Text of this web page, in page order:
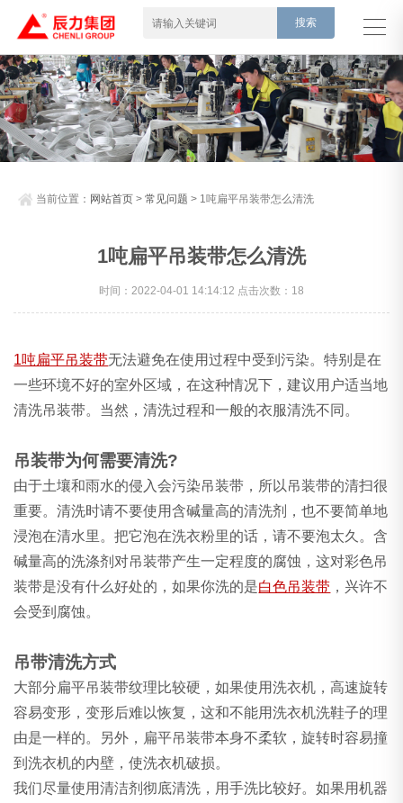
当前位置： 网站首页 >常见问题 > 1吨扁平吊装带怎么清洗
1吨扁平吊装带怎么清洗
时间：2022-04-01 14:14:12 点击次数：18
1吨扁平吊装带无法避免在使用过程中受到污染。特别是在
一些环境不好的室外区域，在这种情况下，建议用户适当地
清洗吊装带。当然，清洗过程和一般的衣服清洗不同。
吊装带为何需要清洗?
由于土壤和雨水的侵入会污染吊装带，所以吊装带的清扫很
重要。清洗时请不要使用含碱量高的清洗剂，也不要简单地
浸泡在清水里。把它泡在洗衣粉里的话，请不要泡太久。含
碱量高的洗涤剂对吊装带产生一定程度的腐蚀，这对彩色吊
装带是没有什么好处的，如果你洗的是白色吊装带 ，兴许不
会受到腐蚀。
吊带清洗方式
大部分扁平吊装带纹理比较硬，如果使用洗衣机，高速旋转
容易变形，变形后难以恢复，这和不能用洗衣机洗鞋子的理
由是一样的。另外，扁平吊装带本身不柔软，旋转时容易撞
到洗衣机的内壁，使洗衣机破损。
我们尽量使用清洁剂彻底清洗，用手洗比较好。如果用机器